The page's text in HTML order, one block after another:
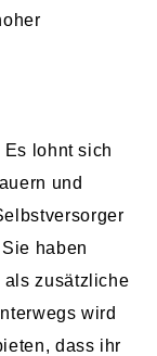
lohnt sich
und
haben
als zusätzliche
wird
dass ihr